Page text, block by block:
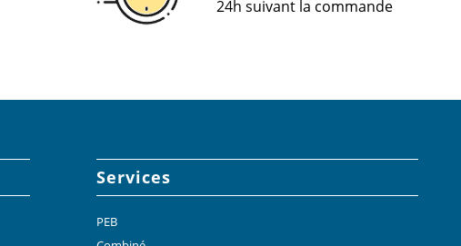
24h suivant la commande
Services
PEB